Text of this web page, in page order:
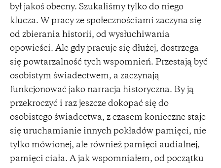
był jakoś obecny. Szukaliśmy tylko do niego
klucza. W pracy ze społecznościami zaczyna się
od zbierania historii, od wysłuchiwania
opowieści. Ale gdy pracuje się dłużej, dostrzega
się powtarzalność tych wspomnień. Przestają być
osobistym świadectwem, a zaczynają
funkcjonować jako narracja historyczna. By ją
przekroczyć i raz jeszcze dokopać się do
osobistego świadectwa, z czasem konieczne staje
się uruchamianie innych pokładów pamięci, nie
tylko mówionej, ale również pamięci audialnej,
pamięci ciała. A jak wspomniałem, od początku